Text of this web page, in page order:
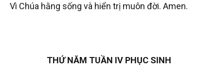
Vì Chúa hằng sống và hiển trị muôn đời. Amen.
THỨ NĂM TUẦN IV PHỤC SINH